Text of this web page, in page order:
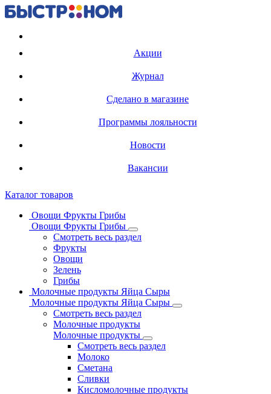
Акции
Журнал
Сделано в магазине
Программы лояльности
Новости
Вакансии
Каталог товаров
Овощи Фрукты Грибы
Овощи Фрукты Грибы
Смотреть весь раздел
Фрукты
Овощи
Зелень
Грибы
Молочные продукты Яйца Сыры
Молочные продукты Яйца Сыры
Смотреть весь раздел
Молочные продукты
Молочные продукты
Смотреть весь раздел
Молоко
Сметана
Сливки
Кисломолочные продукты